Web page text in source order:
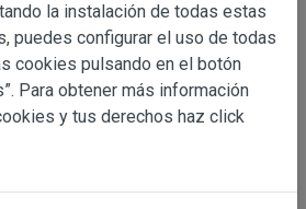
Generales regulan la
del que es titular ALBERT
adelante, PERUSTOCKS).
cualesquiera de los productos
la instalación de todas estas
puedes configurar el uso de todas
cookies pulsando en el botón
Para obtener más información
y tus derechos haz click